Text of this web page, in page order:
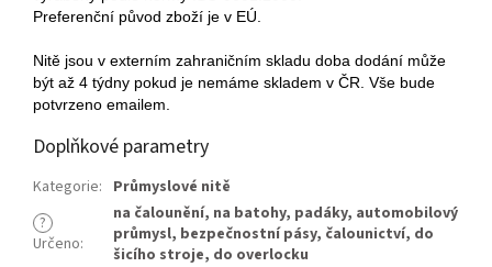
Preferenční původ zboží je v EÚ.
Nitě jsou v externím zahraničním skladu doba dodání může
být až 4 týdny pokud je nemáme skladem v ČR. Vše bude
potvrzeno emailem.
Doplňkové parametry
Kategorie: Průmyslové nitě
?
Určeno:
na čalounění, na batohy, padáky, automobilový
průmysl, bezpečnostní pásy, čalounictví, do
šicího stroje, do overlocku